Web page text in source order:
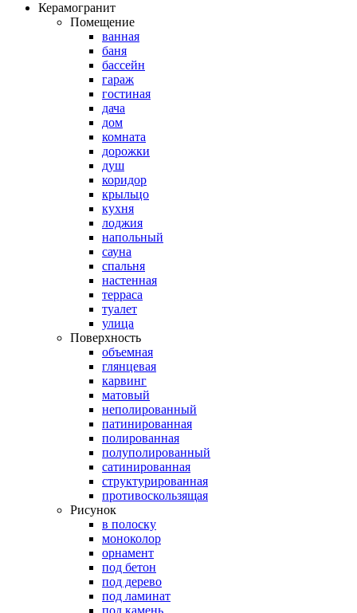
Керамогранит
Помещение
ванная
баня
бассейн
гараж
гостиная
дача
дом
комната
дорожки
душ
коридор
крыльцо
кухня
лоджия
напольный
сауна
спальня
настенная
терраса
туалет
улица
Поверхность
объемная
глянцевая
карвинг
матовый
неполированный
патинированная
полированная
полуполированный
сатинированная
структурированная
противоскользящая
Рисунок
в полоску
моноколор
орнамент
под бетон
под дерево
под ламинат
под камень